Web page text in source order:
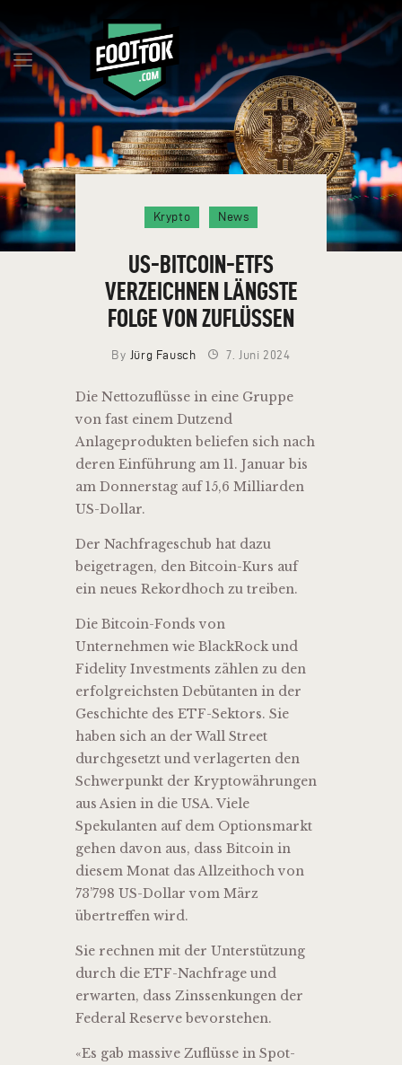
FAQ
MILESTONES
BLOG
TOKEN RESERVIEREN
KONTAKT
DEUTSCH
Krypto News
US-BITCOIN-ETFS
VERZEICHNEN LÄNGSTE
FOLGE VON ZUFLÜSSEN
By Jürg Fausch 7. Juni 2024
Die Nettozuflüsse in eine Gruppe
von fast einem Dutzend
Anlageprodukten beliefen sich nach
deren Einführung am 11. Januar bis
am Donnerstag auf 15,6 Milliarden
US-Dollar.
Der Nachfrageschub hat dazu
beigetragen, den Bitcoin-Kurs auf
ein neues Rekordhoch zu treiben.
Die Bitcoin-Fonds von
Unternehmen wie BlackRock und
Fidelity Investments zählen zu den
erfolgreichsten Debütanten in der
Geschichte des ETF-Sektors. Sie
haben sich an der Wall Street
durchgesetzt und verlagerten den
Schwerpunkt der Kryptowährungen
aus Asien in die USA. Viele
Spekulanten auf dem Optionsmarkt
gehen davon aus, dass Bitcoin in
diesem Monat das Allzeithoch von
73’798 US-Dollar vom März
übertreffen wird.
Sie rechnen mit der Unterstützung
durch die ETF-Nachfrage und
erwarten, dass Zinssenkungen der
Federal Reserve bevorstehen.
«Es gab massive Zuflüsse in Spot-